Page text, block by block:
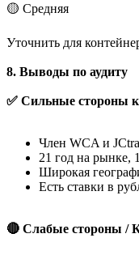
🟡 Средняя
Уточнить для
8. Выводы по аудиту
✅ Сильные стороны
Член WCA и
21 год на рынке,
Широкая
Есть ставки в
🔴 Слабые стороны /